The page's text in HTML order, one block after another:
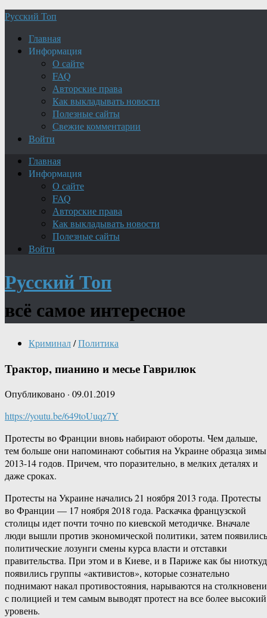
Русский Топ
Главная
Информация
О сайте
FAQ
Авторские права
Как выкладывать новости
Полезные сайты
Свежие комментарии
Войти
Главная
Информация
О сайте
FAQ
Авторские права
Как выкладывать новости
Полезные сайты
Войти
Русский Топ
всё самое интересное
Криминал/Политика
Трактор, пианино и месье Гаврилюк
Опубликовано · 09.01.2019
https://youtu.be/649toUuqz7Y
Протесты во Франции вновь набирают обороты. Чем дальше,
тем больше они напоминают события на Украине образца зимы
2013-14 годов. Причем, что поразительно, в мелких деталях и
даже сроках.
Протесты на Украине начались 21 ноября 2013 года. Протесты
во Франции — 17 ноября 2018 года. Раскачка французской
столицы идет почти точно по киевской методичке. Вначале
люди вышли против экономической политики, затем появились
политические лозунги смены курса власти и отставки
правительства. При этом и в Киеве, и в Париже как бы
появились группы «активистов», которые сознательно
поднимают накал противостояния, нарываются на
с полицией и тем самым выводят протест на все более высокий
уровень.